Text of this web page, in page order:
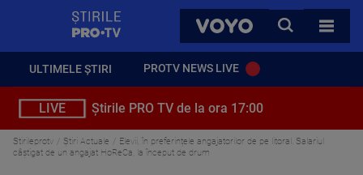
VOYO
CAUTA
TOATE
ULTIMELE ȘTIRI PROTV NEWS LIVE
LIVE Știrile PRO TV de la ora 17:00
Stirileprotv Știri Actuale
Elevii, în preferințele angajatorilor de pe litoral. Salariul
câștigat de un angajat HoReCa, la început de drum